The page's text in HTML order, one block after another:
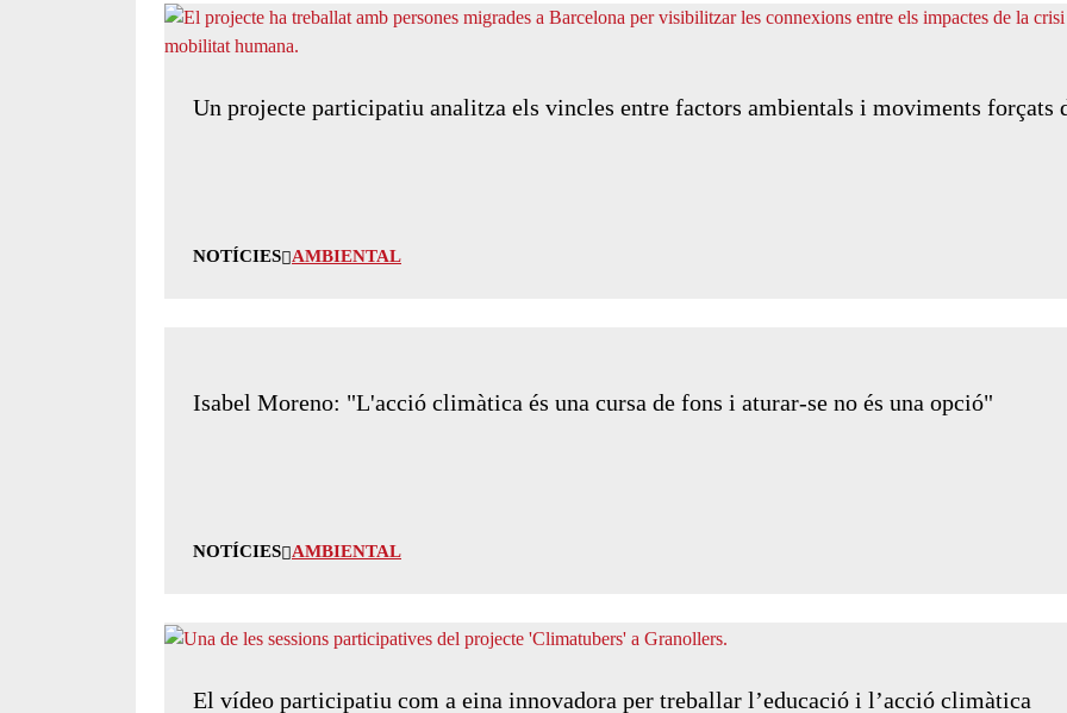
Un projecte participatiu analitza els vincles entre factors ambientals i moviments forçats
NOTÍCIES AMBIENTAL
Isabel Moreno: "L'acció climàtica és una cursa de fons i aturar-se no és una opció"
NOTÍCIES AMBIENTAL
El vídeo participatiu com a eina innovadora per treballar l’educació i l’acció climàtica